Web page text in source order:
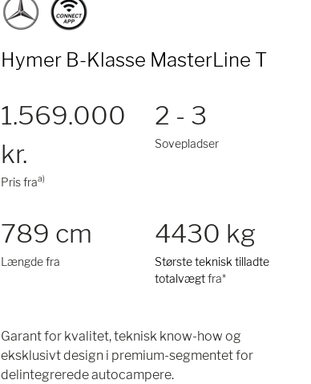
Hymer B-Klasse MasterLine T
1.569.000
kr.
Pris fraa)
2 - 3
Sovepladser
789 cm
Længde fra
4430 kg
Største teknisk tilladte
totalvægtfra*
Garant for kvalitet, teknisk know-how og
eksklusivt design i premium-segmentet for
delintegrerede autocampere.